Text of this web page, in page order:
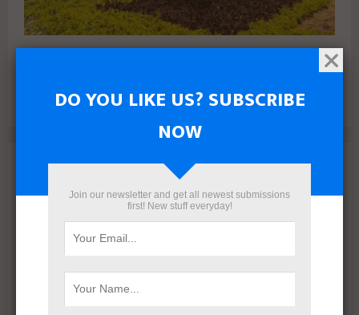
البنك الأهلي المصري وإدارة أمناء الاستثمار يتعاقدان مع رامتان
للتطوير العقاري لطرح وحدات جاهزة بالعاصمة الإدارية
Archives
August 2026
July 2026
June 2026
April 2026
DO YOU LIKE US? SUBSCRIBE
NOW
Join our newsletter and get all newest submissions
first! New stuff everyday!